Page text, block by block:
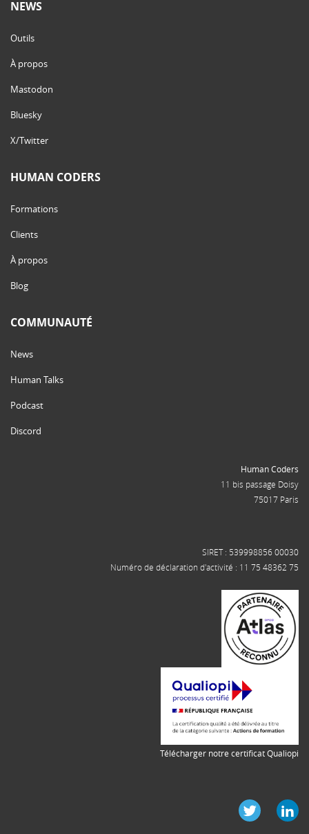
NEWS
Outils
À propos
Mastodon
Bluesky
X/Twitter
HUMAN CODERS
Formations
Clients
À propos
Blog
COMMUNAUTÉ
News
Human Talks
Podcast
Discord
Human Coders
11 bis passage Doisy
75017 Paris
SIRET : 539998856 00030
Numéro de déclaration d'activité : 11 75 48362 75
Télécharger notre certificat Qualiopi